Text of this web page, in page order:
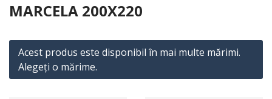
MARCELA 200X220
Acest produs este disponibil în mai multe mărimi.
Alegeţi o mărime.